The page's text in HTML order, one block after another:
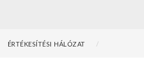
ÉRTÉKESÍTÉSI HÁLÓZAT